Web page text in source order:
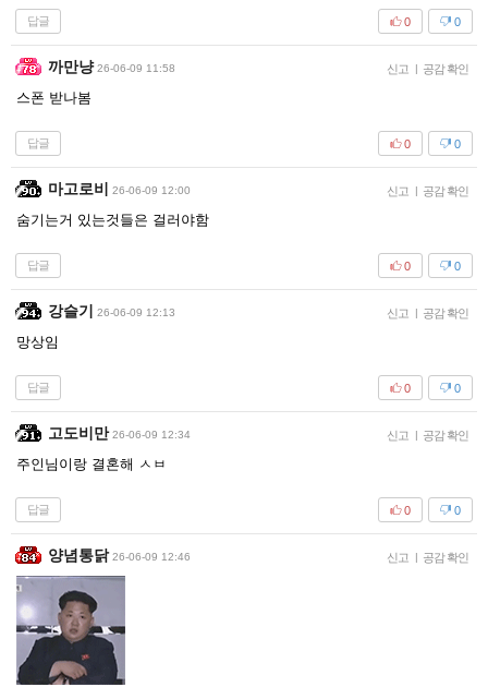
답글 0
0
까만냥 26-06-09 11:58 신고 | 공감 확인
스폰 받나봄
답글 0
0
마고로비 26-06-09 12:00 신고 | 공감 확인
숨기는거 있는것들은 걸러야함
답글 0
0
강슬기 26-06-09 12:13 신고 | 공감 확인
망상임
답글 0
0
고도비만 26-06-09 12:34 신고 | 공감 확인
주인님이랑 결혼해 ㅅㅂ
답글 0
0
양념통닭 26-06-09 12:46 신고 | 공감 확인